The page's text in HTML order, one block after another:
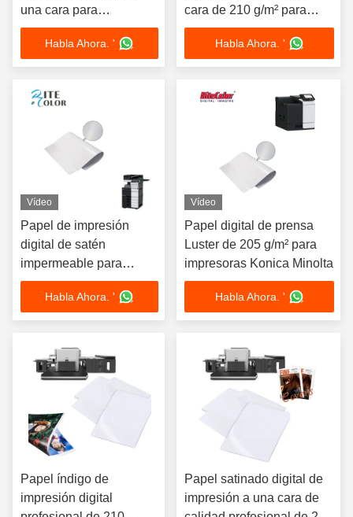
una cara para
impresoras láser Konica
Minolta. Calidad
superior para
Habla Ahora. '
cara de 210 g/m² para
prensas digitales HP
IndigoHabla Ahora. '
Vídeo
Papel de impresión
digital de satén
impermeable para
impresoras láser Konica
MinoltaHabla Ahora. '
Vídeo
Papel digital de prensa
Luster de 205 g/m² para
impresoras Konica Minolta
Habla Ahora. '
Papel índigo de
impresión digital
Papel satinado digital de
impresión a una cara de